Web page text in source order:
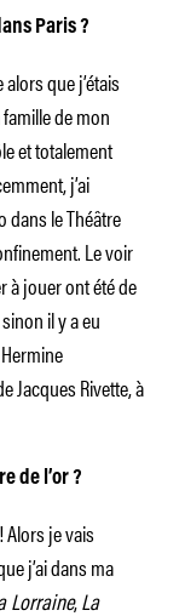
Paris ?
que j’étais
de mon
et totalement
j’ai
dans le Théâtre
Le voir
à jouer ont été de
il y a eu
Jacques Rivette, à
de l’or ?
Alors je vais
j’ai dans ma
Lorraine,La